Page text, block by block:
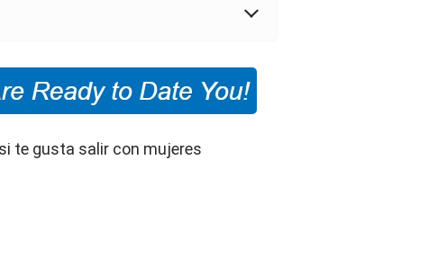
te gusta salir con mujeres